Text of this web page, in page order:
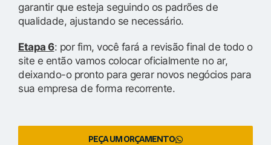
garantir que esteja seguindo os padrões de
qualidade, ajustando se necessário.
Etapa 6: por fim, você fará a revisão final de todo o
site e então vamos colocar oficialmente no ar,
deixando-o pronto para gerar novos negócios para
sua empresa de forma recorrente.
PEÇA UM ORÇAMENTO